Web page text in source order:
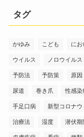
タグ
かゆみ こども にお
ウイルス ノロウイルス
予防法 予防策 原因
尿道 巻き爪 性感染
手足口病 新型コロナ
治療法 湿度 潜伏期